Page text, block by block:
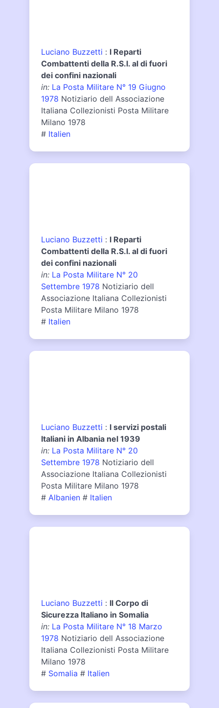
Luciano Buzzetti : I Reparti
Combattenti della R.S.I. al di fuori
dei confini nazionali
in: La Posta Militare N° 19 Giugno
1978 Notiziario dell Associazione
Italiana Collezionisti Posta Militare
Milano 1978
# Italien
Luciano Buzzetti : I Reparti
Combattenti della R.S.I. al di fuori
dei confini nazionali
in: La Posta Militare N° 20
Settembre 1978 Notiziario dell
Associazione Italiana Collezionisti
Posta Militare Milano 1978
# Italien
Luciano Buzzetti : I servizi postali
Italiani in Albania nel 1939
in: La Posta Militare N° 20
Settembre 1978 Notiziario dell
Associazione Italiana Collezionisti
Posta Militare Milano 1978
# Albanien # Italien
Luciano Buzzetti : Il Corpo di
Sicurezza Italiano in Somalia
in: La Posta Militare N° 18 Marzo
1978 Notiziario dell Associazione
Italiana Collezionisti Posta Militare
Milano 1978
# Somalia # Italien